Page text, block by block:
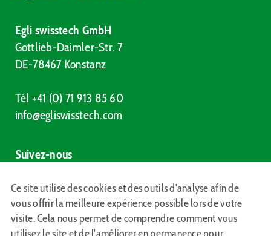
Egli swisstech GmbH
Gottlieb-Daimler-Str. 7
DE-78467 Konstanz
Tél +41 (0) 71 913 85 60
info@egliswisstech.com
Suivez-nous
Mentions légales
Ce site utilise des cookies et des outils d'analyse afin de
vous offrir la meilleure expérience possible lors de votre
visite. Cela nous permet de comprendre comment vous